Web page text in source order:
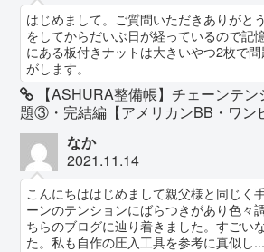
はじめまして。ご質問いただきありがと
をしてからだいぶ日が経っているので記
にある板付きナットは大きいやつ2枚で
がします。
【ASHURA整備帳】チェーンテ
題③・完結編【アメリカンBB・ワン
なか
2021.11.14
こんにちははじめまして親父様と同じく
ーンのテンションにばらつきがあり色々
ちらのブログに辿り着きました。すごい
た。私も自作の圧入工具を参考に真似し...